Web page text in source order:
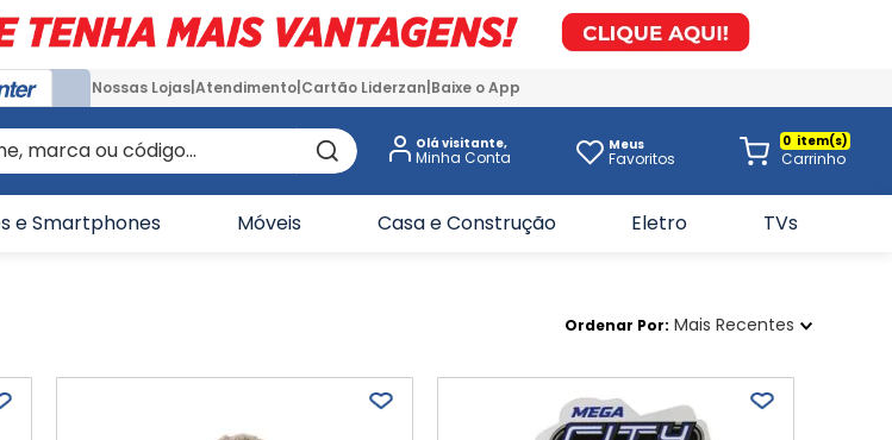
Nossas Lojas Atendimento Cartão Liderzan Baixe o App
ou código... Olá visitante, Meus
Favoritos
0
e Smartphones Móveis Casa e Construção Eletro TVs
Ordenar Por Mais Recentes